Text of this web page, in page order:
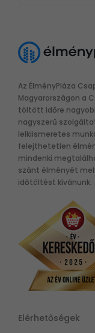
Az ÉlményPláza
Magyarországon a
töltött időre
nagyszerű
lelkiismeretes
felejthetetlen
mindenki
szánt élményét
időtöltést kívánunk.
Elérhetőségek